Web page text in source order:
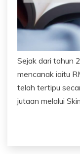
Sejak dari tahun
mencanak iaitu
telah tertipu
jutaan melalui